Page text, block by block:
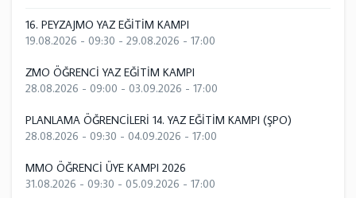
16. PEYZAJMO YAZ EĞİTİM KAMPI
19.08.2026 - 09:30 - 29.08.2026 - 17:00
ZMO ÖĞRENCİ YAZ EĞİTİM KAMPI
28.08.2026 - 09:00 - 03.09.2026 - 17:00
PLANLAMA ÖĞRENCİLERİ 14. YAZ EĞİTİM KAMPI (ŞPO)
28.08.2026 - 09:30 - 04.09.2026 - 17:00
MMO ÖĞRENCİ ÜYE KAMPI 2026
31.08.2026 - 09:30 - 05.09.2026 - 17:00